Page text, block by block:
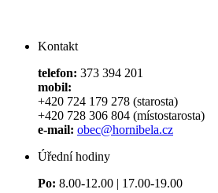
Kontakt
telefon: 373 394 201
mobil:
+420 724 179 278 (starosta)
+420 728 306 804 (místostarosta)
e-mail: obec@hornibela.cz
Úřední hodiny
Po: 8.00-12.00 | 17.00-19.00